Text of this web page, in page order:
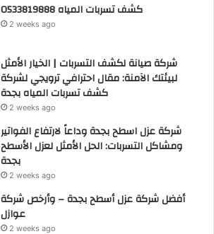
كشف تسربات المياه 0533819888
2 weeks ago
شركة صيانة لكشف التسربات | الخيار الأمثل
لبيئتك الآمنة: مقال احترافي ترويجي لشركة
كشف تسربات المياه بجدة
2 weeks ago
شركة عزل اسطح بجدة وداعاً لارتفاع الفواتير
ومشاكل التسربات: الحل الأمثل لعزل الأسطح
بجدة
2 weeks ago
أفضل شركة عزل أسطح بجدة – وأرخص شركة
عوازل
2 weeks ago